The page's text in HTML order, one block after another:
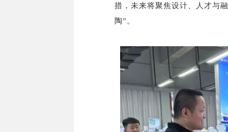
措，未来将聚焦设计、人才与
陶”。